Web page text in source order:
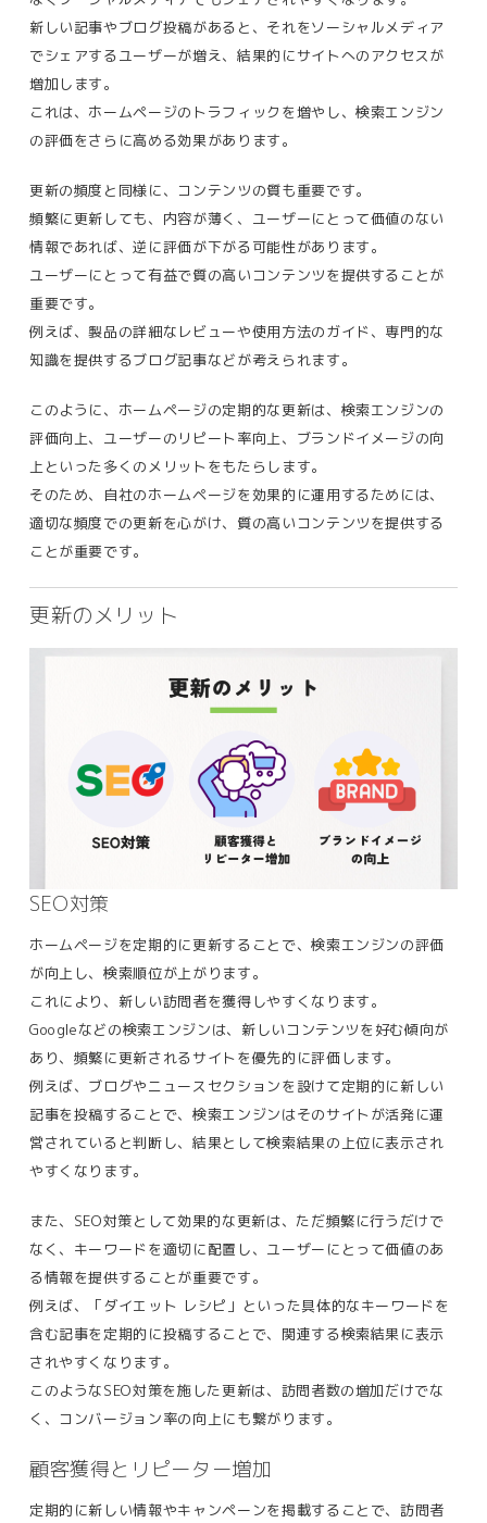
新しい記事やブログ投稿があると、それをソーシャルメディア
でシェアするユーザーが増え、結果的にサイトへのアクセスが
増加します。
これは、ホームページのトラフィックを増やし、検索エンジン
の評価をさらに高める効果があります。
更新の頻度と同様に、コンテンツの質も重要です。
頻繁に更新しても、内容が薄く、ユーザーにとって価値のない
情報であれば、逆に評価が下がる可能性があります。
ユーザーにとって有益で質の高いコンテンツを提供することが
重要です。
例えば、製品の詳細なレビューや使用方法のガイド、専門的な
知識を提供するブログ記事などが考えられます。
このように、ホームページの定期的な更新は、検索エンジンの
評価向上、ユーザーのリピート率向上、ブランドイメージの向
上といった多くのメリットをもたらします。
そのため、自社のホームページを効果的に運用するためには、
適切な頻度での更新を心がけ、質の高いコンテンツを提供する
ことが重要です。
更新のメリット
SEO対策
ホームページを定期的に更新することで、検索エンジンの評価
が向上し、検索順位が上がります。
これにより、 新しい訪問者を獲得しやすくなります。
Googleなどの検索エンジンは、新しいコンテンツを好む傾向が
あり、頻繁に更新されるサイトを優先的に評価します。
例えば、ブログやニュースセクションを設けて定期的に新しい
記事を投稿することで、検索エンジンはそのサイトが活発に運
営されていると判断し、結果として検索結果の上位に表示され
やすくなります。
また、SEO対策として効果的な更新は、ただ頻繁に行うだけで
なく、キーワードを適切に配置し、ユーザーにとって価値のあ
る情報を提供することが重要です。
例えば、「ダイエット レシピ」といった具体的なキーワードを
含む記事を定期的に投稿することで、関連する検索結果に表示
されやすくなります。
このようなSEO対策を施した更新は、訪問者数の増加だけでな
く、コンバージョン率の向上にも繋がります​。
顧客獲得とリピーター増加
定期的に新しい情報やキャンペーンを掲載することで、訪問者